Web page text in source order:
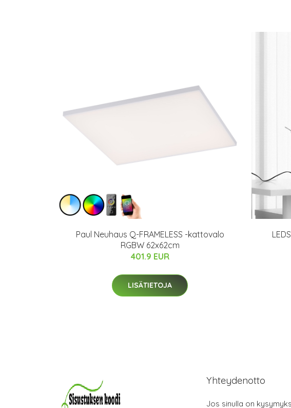
Paul Neuhaus Q-FRAMELESS -kattovalo
RGBW 62x62cm
401.9 EUR
LISÄTIETOJA
Yhteydenotto
Jos sinulla on